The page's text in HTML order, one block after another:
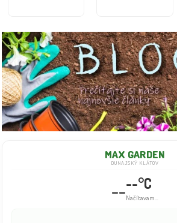
MAX GARDEN
DUNAJSKÝ KLÁTOV
----°C
Načítavam...